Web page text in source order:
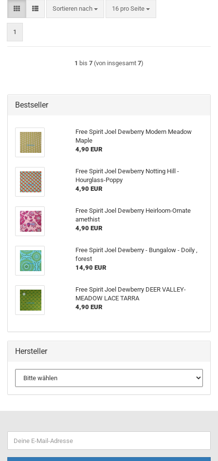
Sortieren nach
Sortieren nach 16 pro Seite
pro Seite
1
1 bis 7 (von insgesamt 7)
Bestseller
Free Spirit Joel Dewberry Modern Meadow
Maple
4,90 EUR
Free Spirit Joel Dewberry Notting Hill -
Hourglass-Poppy
4,90 EUR
Free Spirit Joel Dewberry Heirloom-Ornate
amethist
4,90 EUR
Free Spirit Joel Dewberry - Bungalow - Doily ,
forest
14,90 EUR
Free Spirit Joel Dewberry DEER VALLEY-
MEADOW LACE TARRA
4,90 EUR
Hersteller